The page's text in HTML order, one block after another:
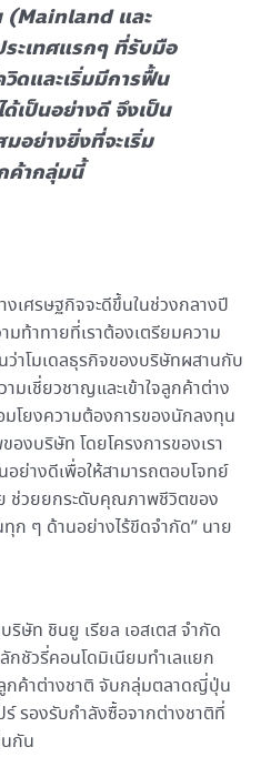
(Mainland และ
ะเทศแรกๆ ที่รับมือ
ดและเริ่มมีการฟื้น
เป็นอย่างดี จึงเป็น
มอย่างยิ่งที่จะเริ่ม
ค้ากลุ่มนี้
เศรษฐกิจจะดีขึ้นในช่วงกลางปี
ท้าทายที่เราต้องเตรียมความ
ว่าโมเดลธุรกิจของบริษัทผสานกับ
เชี่ยวชาญและเข้าใจลูกค้าต่าง
มโยงความต้องการของนักลงทุน
งบริษัท โดยโครงการของเรา
ย่างดีเพื่อให้สามารถตอบโจทย์
ช่วยยกระดับคุณภาพชีวิตของ
ก ๆ ด้านอย่างไร้ขีดจำกัด” นาย
ษัท ชินยู เรียล เอสเตส จำกัด
กชัวรี่คอนโดมิเนียมทำเลแยก
กค้าต่างชาติ จับกลุ่มตลาดญี่ปุ่น
รองรับกำลังซื้อจากต่างชาติที่
กัน